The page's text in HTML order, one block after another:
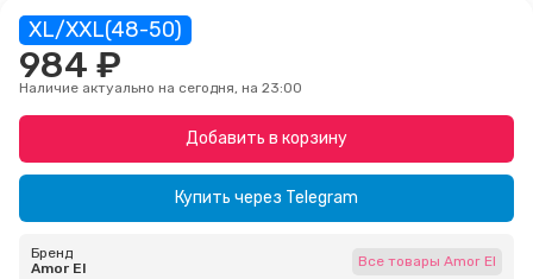
XL/XXL(48-50)
984 ₽
Наличие актуально на сегодня, на 23:00
Добавить в корзину
Купить через Telegram
Бренд
Amor El
Все товары Amor El